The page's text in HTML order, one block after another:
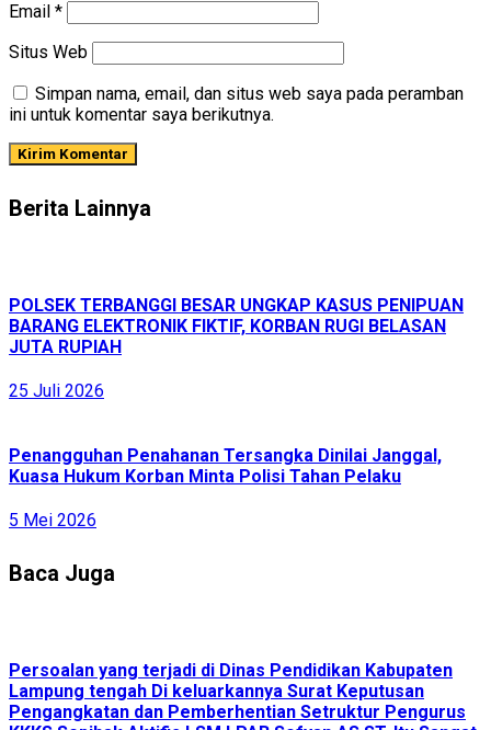
Email *
Situs Web
Simpan nama, email, dan situs web saya pada peramban
ini untuk komentar saya berikutnya.
Berita Lainnya
POLSEK TERBANGGI BESAR UNGKAP KASUS PENIPUAN
BARANG ELEKTRONIK FIKTIF, KORBAN RUGI BELASAN
JUTA RUPIAH
25 Juli 2026
Penangguhan Penahanan Tersangka Dinilai Janggal,
Kuasa Hukum Korban Minta Polisi Tahan Pelaku
5 Mei 2026
Baca Juga
Persoalan yang terjadi di Dinas Pendidikan Kabupaten
Lampung tengah Di keluarkannya Surat Keputusan
Pengangkatan dan Pemberhentian Setruktur Pengurus